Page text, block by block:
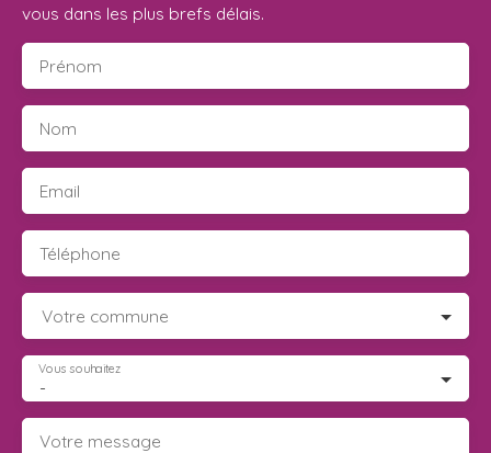
vous dans les plus brefs délais.
Prénom
Nom
Email
Téléphone
Votre commune
-
Vous souhaitez
Votre message